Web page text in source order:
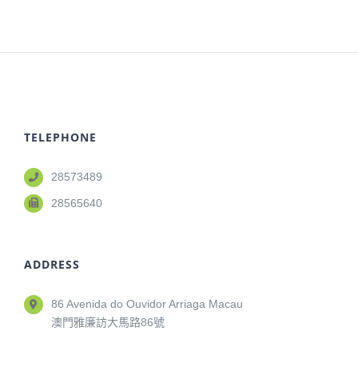
TELEPHONE
28573489
28565640
ADDRESS
86 Avenida do Ouvidor Arriaga Macau
澳門雅廉訪大馬路86號